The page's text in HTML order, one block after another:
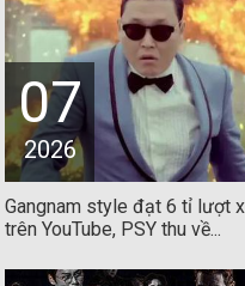
07
2026
Gangnam style đạt 6 tỉ lượt
trên YouTube, PSY thu về...